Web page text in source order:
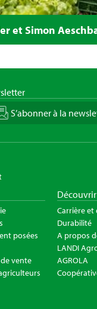
et Simon
S’abonner à la
posées
vente
Découvrir
Carrière et
Durabilité
A propos
LANDI
AGROLA